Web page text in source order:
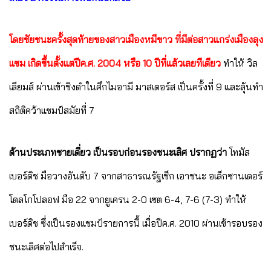
โดยชัยชนะครั้งสุดท้ายของสาวเมืองหมีขาว ที่มีต่อสาวแกร่งเมืองลุง
แซม เกิดขึ้นตั้งแต่ปีค.ศ. 2004 หรือ 10 ปีที่แล้วเลยทีเดียว ทำให้ วิล
เลียมส์ ผ่านเข้าชิงดำในศึกไมอามี มาสเตอร์ส เป็นครั้งที่ 9 และลุ้นทำ
สถิติคว้าแชมป์สมัยที่ 7
ด้านประเภทชายเดี่ยว เป็นรอบก่อนรองชนะเลิศ ปรากฏว่า โทมัส
เบอร์ดิช มือวางอันดับ 7 จากสาธารณรัฐเช็ก เอาชนะ อเล็กซานเดอร์
โดลโกโปลอฟ มือ 22 จากยูเครน 2-0 เซต 6-4, 7-6 (7-3) ทำให้
เบอร์ดิช ซึ่งเป็นรองแชมป์รายการนี้ เมื่อปีค.ศ. 2010 ผ่านเข้ารอบรอง
ชนะเลิศต่อไปสำเร็จ.